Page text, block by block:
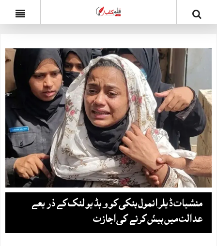
منشیات ڈیلر انمول پنکی کو ویڈیو لنک کے ذریعے
عدالت میں پیش کرنے کی اجازت